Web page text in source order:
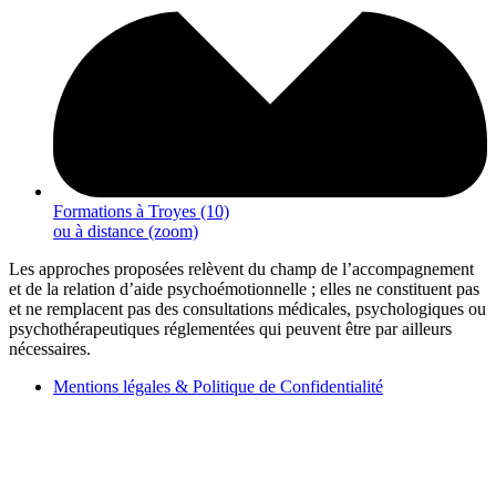
Formations à Troyes (10)
ou à distance (zoom)
Les approches proposées relèvent du champ de l’accompagnement
et de la relation d’aide psychoémotionnelle ; elles ne constituent pas
et ne remplacent pas des consultations médicales, psychologiques ou
psychothérapeutiques réglementées qui peuvent être par ailleurs
nécessaires.
Mentions légales & Politique de Confidentialité